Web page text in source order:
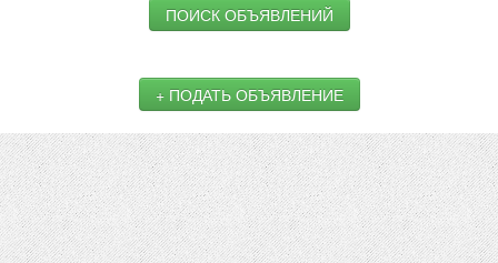
ПОИСК ОБЪЯВЛЕНИЙ
+ ПОДАТЬ ОБЪЯВЛЕНИЕ